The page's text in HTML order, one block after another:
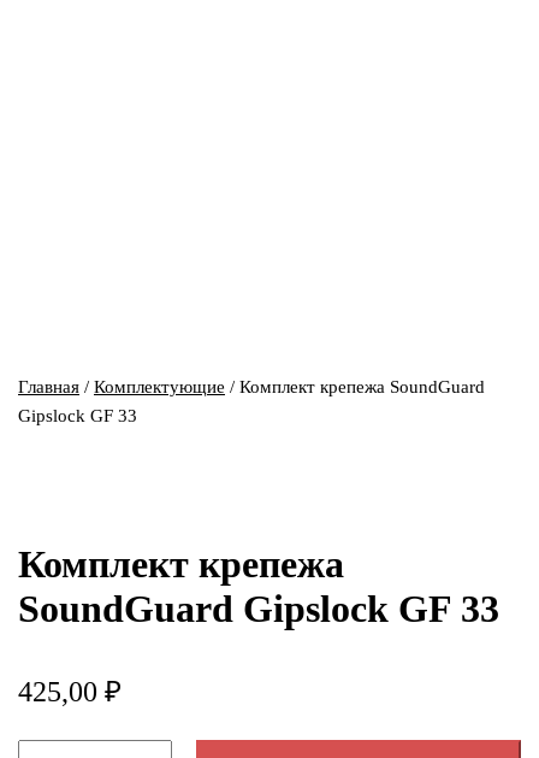
Главная / Комплектующие / Комплект крепежа SoundGuard
Gipslock GF 33
Комплект крепежа
SoundGuard Gipslock GF 33
425,00 ₽